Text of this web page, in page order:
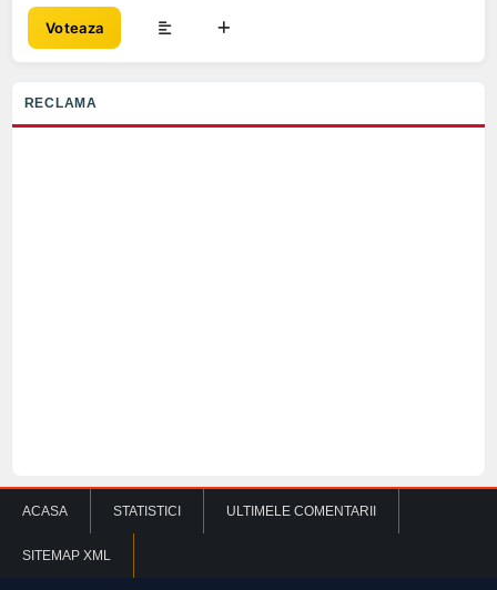
Voteaza
RECLAMA
ACASA STATISTICI ULTIMELE COMENTARII
SITEMAP XML